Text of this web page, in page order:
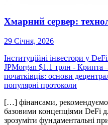
Хмарний сервер:
29 Січня, 2026
Інституційні інвестори у
JPMorgan $1.1 трлн -
початківців: основи
популярні протоколи
[…] фінансами,
базовими концепціями DeFi
зрозуміти фундаментальні